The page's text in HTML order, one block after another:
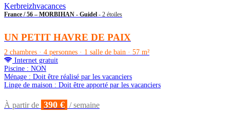
Kerbreizhvacances
France / 56 – MORBIHAN - Guidel - 2 étoiles
UN PETIT HAVRE DE PAIX
2 chambres · 4 personnes · 1 salle de bain · 57 m²
Internet gratuit
Piscine : NON
Ménage : Doit être réalisé par les vacanciers
Linge de maison : Doit être apporté par les vacanciers
À partir de 390 € / semaine